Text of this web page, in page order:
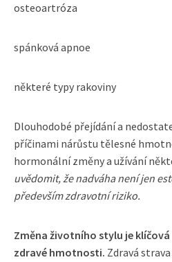
osteoartróza
spánková apnoe
některé typy rakoviny
Dlouhodobé přejídání a
příčinami nárůstu tělesné
hormonální změny a užívání
uvědomit, že nadváha není jen
především zdravotní riziko.
Změna životního stylu je
zdravé hmotnosti. Zdravá